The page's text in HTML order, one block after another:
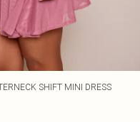
SHIFT MINI DRESS